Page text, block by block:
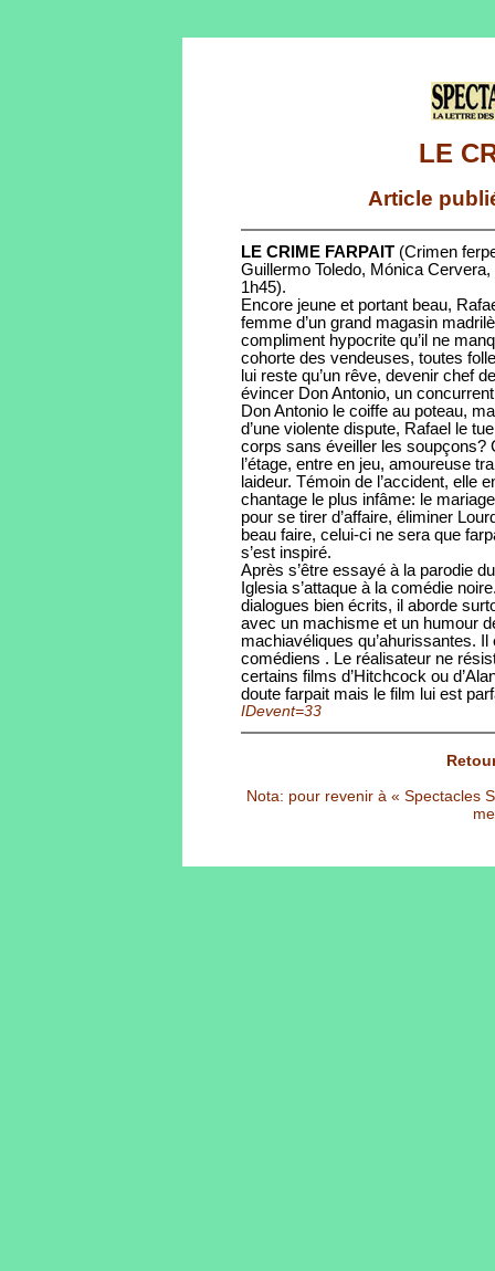
LE
Article
LE CRIME FARPAIT (Crimen
Guillermo Toledo, Mónica
1h45).
Encore jeune et portant beau,
femme d’un grand magasin
compliment hypocrite qu’il ne
cohorte des vendeuses, toutes
lui reste qu’un rêve, devenir chef
évincer Don Antonio, un
Don Antonio le coiffe au poteau,
d’une violente dispute, Rafael le
corps sans éveiller les soupçons?
l’étage, entre en jeu, amoureuse
laideur. Témoin de l’accident, elle
chantage le plus infâme: le
pour se tirer d’affaire, éliminer
beau faire, celui-ci ne sera que
s’est inspiré.
Après s’être essayé à la parodie
Iglesia s’attaque à la comédie
dialogues bien écrits, il aborde
avec un machisme et un humour
machiavéliques qu’ahurissantes.
comédiens . Le réalisateur ne
certains films d’Hitchcock ou
doute farpait mais le film lui est
IDevent=33
Nota: pour revenir à « Spectacles